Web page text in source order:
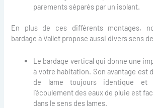
parements séparés par un isolant.
En plus de ces différents montages,
bardage à Vallet propose aussi divers sens
Le bardage vertical qui donne une
à votre habitation. Son avantage est
de lame toujours identique et
l’écoulement des eaux de pluie est
dans le sens des lames.